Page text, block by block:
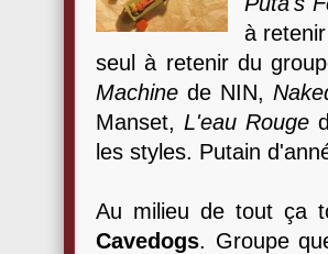
à
seul à retenir du
Machine de NIN,
Manset, L'eau Rouge
les styles. Putain
Au milieu de tout ça
Cavedogs. Groupe